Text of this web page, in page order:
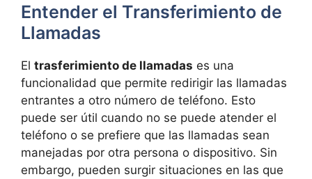
Entender el Transferimiento de
Llamadas
El trasferimiento de llamadas es una
funcionalidad que permite redirigir las llamadas
entrantes a otro número de teléfono. Esto
puede ser útil cuando no se puede atender el
teléfono o se prefiere que las llamadas sean
manejadas por otra persona o dispositivo. Sin
embargo, pueden surgir situaciones en las que